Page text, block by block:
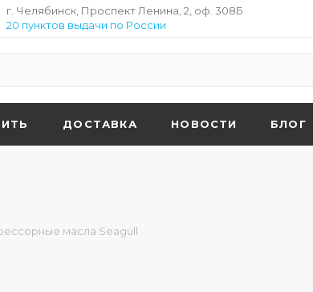
г. Челябинск, Проспект Ленина, 2, оф. 308Б
20 пунктов выдачи по России
ДОСТАВКА НОВОСТИ БЛОГ
масла Seagull